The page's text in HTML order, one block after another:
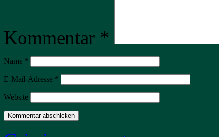
Kommentar *
Name *
E-Mail-Adresse *
Website